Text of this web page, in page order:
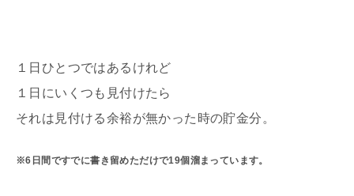
１日ひとつではあるけれど
１日にいくつも見付けたら
それは見付ける余裕が無かった時の貯金分。
※6日間ですでに書き留めただけで19個溜まっています。